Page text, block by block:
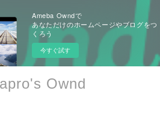
Ameba Owndで
あなただけのホームページやブログをつ
くろう
今すぐ試す
Ownd